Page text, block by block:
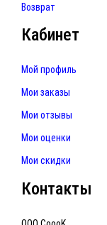
Возврат
Кабинет
Мой профиль
Мои заказы
Мои отзывы
Мои оценки
Мои скидки
Контакты